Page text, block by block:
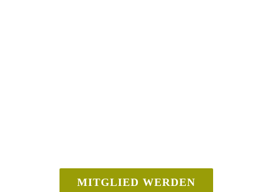
MITGLIED WERDEN